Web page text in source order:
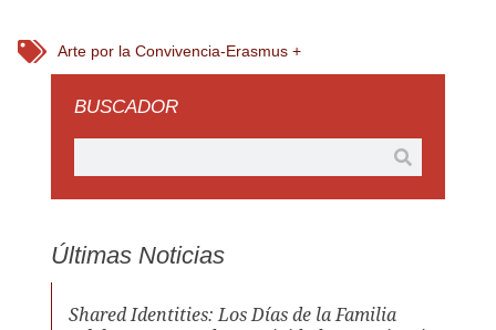
Arte por la Convivencia-Erasmus +
BUSCADOR
Últimas Noticias
Shared Identities: Los Días de la Familia